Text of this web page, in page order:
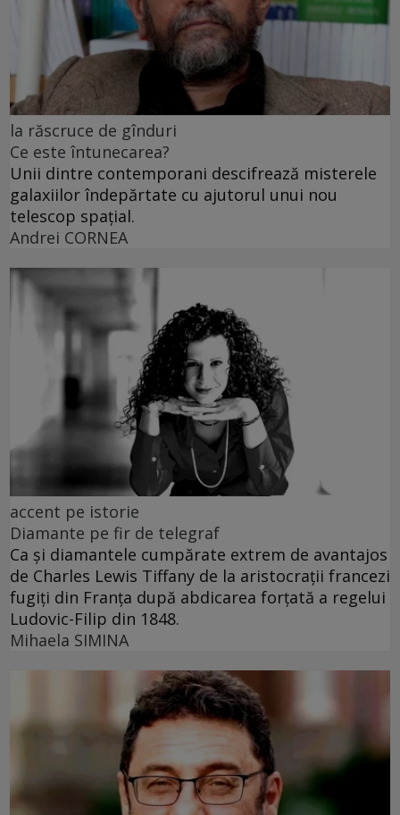
la răscruce de gînduri
Ce este întunecarea?
Unii dintre contemporani descifrează misterele
galaxiilor îndepărtate cu ajutorul unui nou
telescop spațial.
Andrei CORNEA
accent pe istorie
Diamante pe fir de telegraf
Ca și diamantele cumpărate extrem de avantajos
de Charles Lewis Tiffany de la aristocrații francezi
fugiți din Franța după abdicarea forțată a regelui
Ludovic-Filip din 1848.
Mihaela SIMINA